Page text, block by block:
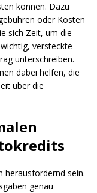
können. Dazu
oder Kosten
sich Zeit, um die
versteckte
unterschreiben.
dabei helfen, die
über die
herausfordernd sein.
genau